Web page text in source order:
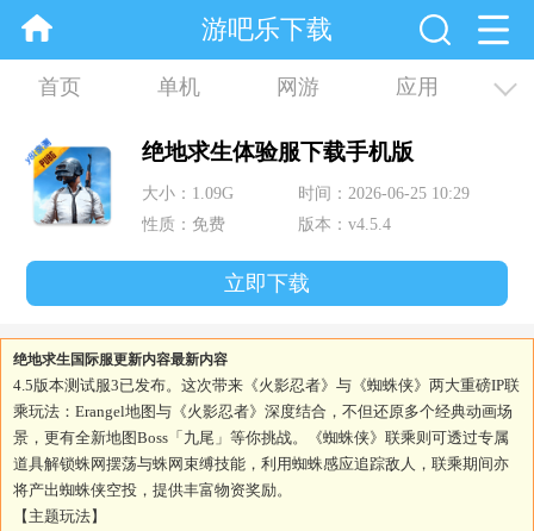
游吧乐下载
首页 单机 网游 应用
资讯 合集
绝地求生体验服下载手机版
大小：1.09G
时间：2026-06-25 10:29
性质：免费
版本：v4.5.4
立即下载
绝地求生国际服更新内容最新内容
4.5版本测试服3已发布。这次带来《火影忍者》与《蜘蛛侠》两大重磅IP联
乘玩法：Erangel地图与《火影忍者》深度结合，不但还原多个经典动画场
景，更有全新地图Boss「九尾」等你挑战。《蜘蛛侠》联乘则可透过专属
道具解锁蛛网摆荡与蛛网束缚技能，利用蜘蛛感应追踪敌人，联乘期间亦
将产出蜘蛛侠空投，提供丰富物资奖励。
【主题玩法】